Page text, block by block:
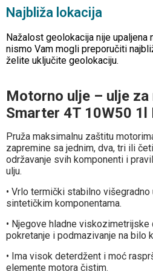
Najbliža lokacija
Nažalost geolokacija nije upaljena
nismo Vam mogli preporučiti
želite uključite geolokaciju.
Motorno ulje – ulje za
Smarter 4T 10W50 1l
Pruža maksimalnu zaštitu
zapremine sa jednim, dva, tri ili
održavanje svih komponenti i
ulju.
• Vrlo termički stabilno
sintetičkim komponentama.
• Njegove hladne
pokretanje i podmazivanje na bilo
• Ima visok deterdžent i moć
elemente motora čistim.